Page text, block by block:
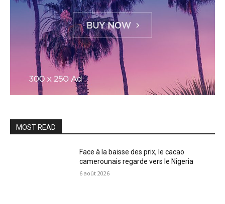
MOST READ
Face à la baisse des prix, le cacao
camerounais regarde vers le Nigeria
6 août 2026